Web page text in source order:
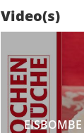
Video(s)
EISBOMBE